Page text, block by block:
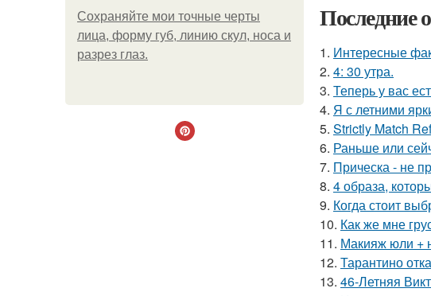
Сохраняйте мои точные черты
лица, форму губ, линию скул, носа и
разрез глаз.
Последние
1. Интересные
2. 4: 30 утра.
3. Теперь у вас
4. Я с летними
5. Strictly Match
6. Раньше или
7. Прическа - не
8. 4 образа,
9. Когда стоит
10. Как же мне
11. Макияж юли +
12. Тарантино
13. 46-Летняя